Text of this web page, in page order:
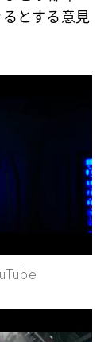
とする意見